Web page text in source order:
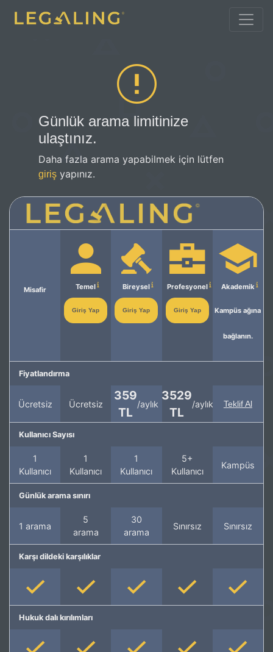
Günlük arama limitinize
ulaştınız.
Daha fazla arama yapabilmek için lütfen
giriş yapınız.
Misafir Temel
Giriş Yap
Bireysel
Giriş Yap
Profesyonel
Giriş Yap
Akademik
Kampüs ağına
bağlanın.
Fiyatlandırma
Ücretsiz Ücretsiz
359
TL
/aylık
3529
TL
/aylık Teklif Al
Kullanıcı Sayısı
1
Kullanıcı
1
Kullanıcı
1
Kullanıcı
5+
Kullanıcı
Kampüs
Günlük arama sınırı
1 arama
5
arama
30
arama
Sınırsız Sınırsız
Karşı dildeki karşılıklar
Hukuk dalı kırılımları